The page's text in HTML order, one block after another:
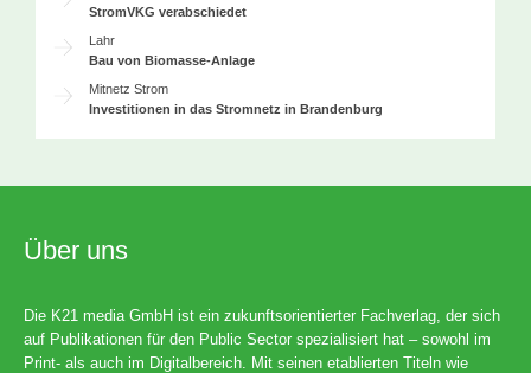
StromVKG verabschiedet
Lahr
Bau von Biomasse-Anlage
Mitnetz Strom
Investitionen in das Stromnetz in Brandenburg
Über uns
Die K21 media GmbH ist ein zukunftsorientierter Fachverlag, der sich
auf Publikationen für den Public Sector spezialisiert hat – sowohl im
Print- als auch im Digitalbereich. Mit seinen etablierten Titeln wie